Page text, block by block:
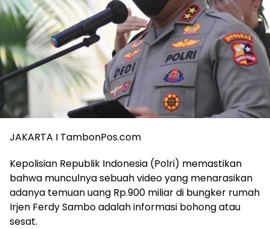
JAKARTA I TambonPos.com
Kepolisian Republik Indonesia (Polri) memastikan
bahwa munculnya sebuah video yang menarasikan
adanya temuan uang Rp.900 miliar di bungker rumah
Irjen Ferdy Sambo adalah informasi bohong atau
sesat.